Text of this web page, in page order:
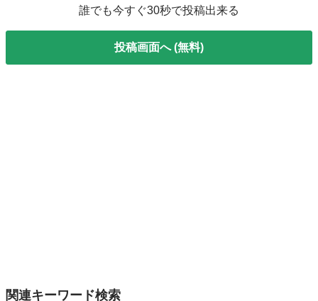
誰でも今すぐ30秒で投稿出来る
投稿画面へ (無料)
関連キーワード検索